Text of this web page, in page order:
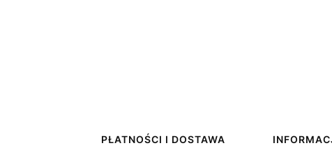
PŁATNOŚCI I DOSTAWA